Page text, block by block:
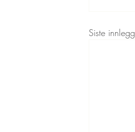
Siste innlegg